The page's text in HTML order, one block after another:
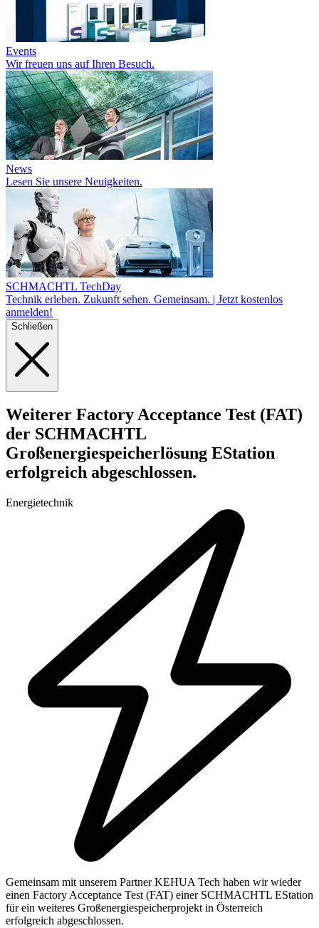
Events
Wir freuen uns auf Ihren Besuch.
News
Lesen Sie unsere Neuigkeiten.
SCHMACHTL TechDay
Technik erleben. Zukunft sehen. Gemeinsam. | Jetzt kostenlos
anmelden!
Schließen
Weiterer Factory Acceptance Test (FAT)
der SCHMACHTL
Großenergiespeicherlösung EStation
erfolgreich abgeschlossen.
Energietechnik
Gemeinsam mit unserem Partner KEHUA Tech haben wir wieder
einen Factory Acceptance Test (FAT) einer SCHMACHTL EStation
für ein weiteres Großenergiespeicherprojekt in Österreich
erfolgreich abgeschlossen.